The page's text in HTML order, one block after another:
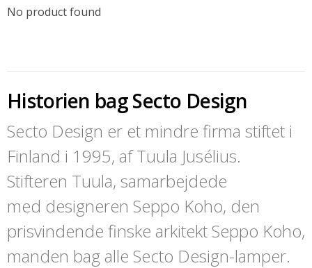
No product found
Historien bag Secto Design
Secto Design er et mindre firma stiftet i
Finland i 1995, af Tuula Jusélius.
Stifteren Tuula, samarbejdede
med designeren Seppo Koho, den
prisvindende finske arkitekt Seppo Koho,
manden bag alle Secto Design-lamper.